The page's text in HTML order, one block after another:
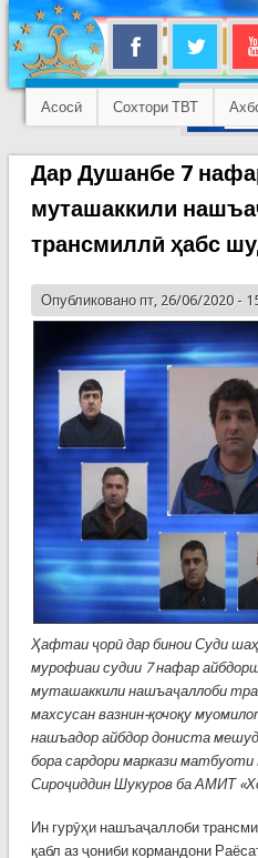
Асосӣ Сохтори ТВТ
Дар Душанбе 7
муташаккили
трансмиллӣ ҳабс
Опубликовано пт, 26/06/2020 -
Ҳафтаи ҷорӣ дар бинои Суди
мурофиаи судии 7 нафар
муташаккили нашъаҷаллоби
махсусан вазнин-қочоқу
нашъадор айбдор дониста
бора сардори маркази
Сироҷиддин Шукуров ба АМИТ
Ин гурӯҳи нашъаҷаллоби
қабл аз ҷониби кормандони